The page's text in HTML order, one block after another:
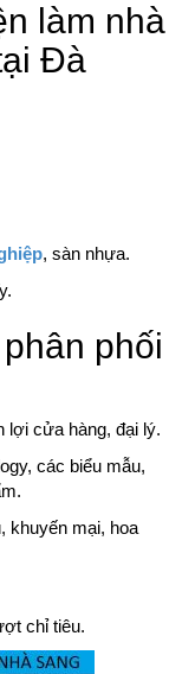
làm nhà
Đà
, sàn nhựa.
phối
cửa hàng, đại lý.
các biểu mẫu,
khuyến mại, hoa
chỉ tiêu.